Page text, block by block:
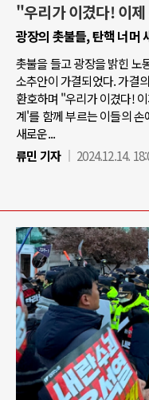
"우리가 이겼다! 이
광장의 촛불들, 탄핵 너머
촛불을 들고 광장을 밝힌 노
소추안이 가결되었다. 가결
환호하며 "우리가 이겼다!
계'를 함께 부르는 이들의
새로운...
류민 기자
2024.12.14.